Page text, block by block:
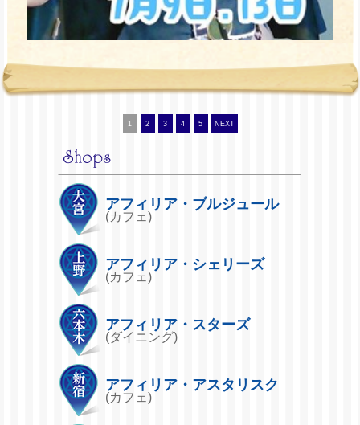
1 2 3 4 5 NEXT
アフィリア・ブルジュール
(カフェ)
アフィリア・シェリーズ
(カフェ)
アフィリア・スターズ
(ダイニング)
アフィリア・アスタリスク
(カフェ)